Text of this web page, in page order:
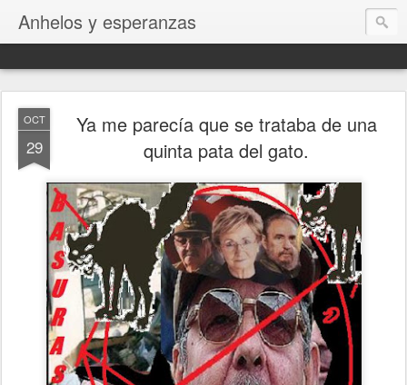
Anhelos y esperanzas
OCT
29
Ya me parecía que se trataba de una
quinta pata del gato.